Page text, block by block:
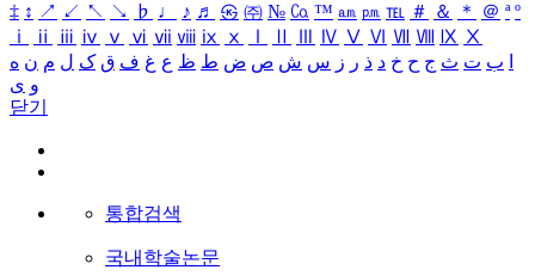
‡ ↕ ↗ ↙ ↖ ↘ ♭ ♩ ♪ ♬ ㉿ ㈜ № ㏇ ™ ㏂ ㏘ ℡ ＃ ＆ ＊ ＠ ª º
ⅰ
ⅱ ⅲ ⅳ ⅴ ⅵ ⅶ ⅷ ⅸ ⅹ Ⅳ Ⅴ Ⅵ Ⅶ Ⅷ Ⅸ Ⅹ
ب ت ث ج ح خ د ذ ر ز س ش ص ض ط ظ ع غ ف ق ک ل م ن ه
و ی
닫기
통합검색
국내학술논문